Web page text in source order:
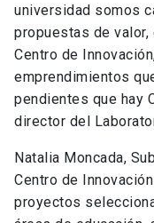
universidad somos
propuestas de valor,
Centro de
emprendimientos
pendientes que hay
director del
Natalia Moncada,
Centro de
proyectos